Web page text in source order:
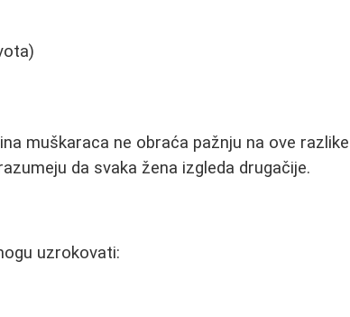
muškaraca ne obraća pažnju na ove razlike
da svaka žena izgleda drugačije.
uzrokovati: